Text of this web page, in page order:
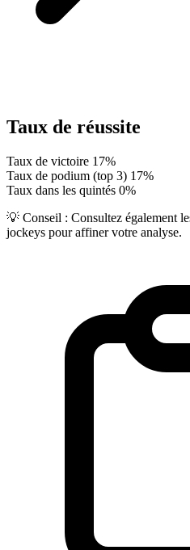
Taux de réussite
Taux de victoire 17%
Taux de podium (top 3) 17%
Taux dans les quintés 0%
💡 Conseil : Consultez également
jockeys pour affiner votre analyse.